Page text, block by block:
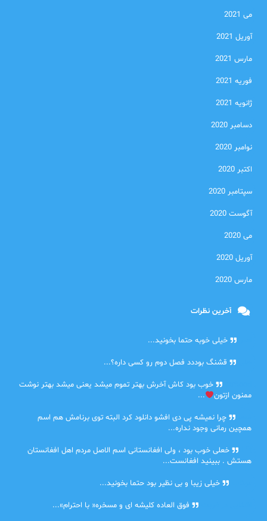
می 2021
آوریل 2021
مارس 2021
فوریه 2021
ژانویه 2021
دسامبر 2020
نوامبر 2020
اکتبر 2020
سپتامبر 2020
آگوست 2020
می 2020
آوریل 2020
مارس 2020
آخرین نظرات
خیلی خوبه حتما بخونید...
قشنگ بوددد فصل دوم رو کسی داره؟...
خوب بود کاش آخرش بهتر تموم میشد یعنی میشد بهتر نوشت
ممنون ازتون
...
چرا نمیشه پی دی افشو دانلود کرد البته توی برنامش هم اسم
همچین رمانی وجود نداره...
خعلی خوب بود ، ولی افغانستانی اسم الاصل مردم اهل افغانستان
هستش . ببینید افغانست...
خیلی زیبا و بی نظیر بود حتما بخونید...
فوق العاده کلیشه ای و مسخره« با احترام»...